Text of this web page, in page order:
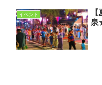
イベント
泉